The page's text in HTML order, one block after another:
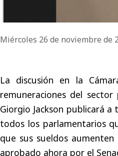
Miércoles 26 de noviembre de
La discusión en la
remuneraciones del
Giorgio Jackson publicará
todos los parlamentarios
que sus sueldos
aprobado ahora por el